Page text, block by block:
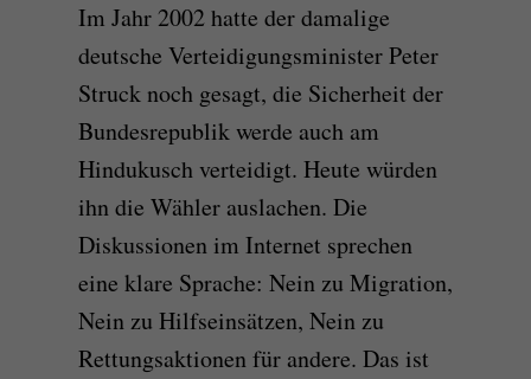
Im Jahr 2002 hatte der damalige
deutsche Verteidigungsminister Peter
Struck noch gesagt, die Sicherheit der
Bundesrepublik werde auch am
Hindukusch verteidigt. Heute würden
ihn die Wähler auslachen. Die
Diskussionen im Internet sprechen
eine klare Sprache: Nein zu Migration,
Nein zu Hilfseinsätzen, Nein zu
Rettungsaktionen für andere. Das ist